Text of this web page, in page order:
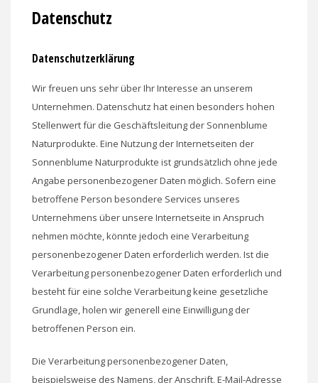
Datenschutz
Datenschutzerklärung
Wir freuen uns sehr über Ihr Interesse an unserem
Unternehmen. Datenschutz hat einen besonders hohen
Stellenwert für die Geschäftsleitung der Sonnenblume
Naturprodukte. Eine Nutzung der Internetseiten der
Sonnenblume Naturprodukte ist grundsätzlich ohne jede
Angabe personenbezogener Daten möglich. Sofern eine
betroffene Person besondere Services unseres
Unternehmens über unsere Internetseite in Anspruch
nehmen möchte, könnte jedoch eine Verarbeitung
personenbezogener Daten erforderlich werden. Ist die
Verarbeitung personenbezogener Daten erforderlich und
besteht für eine solche Verarbeitung keine gesetzliche
Grundlage, holen wir generell eine Einwilligung der
betroffenen Person ein.
Die Verarbeitung personenbezogener Daten,
beispielsweise des Namens, der Anschrift, E-Mail-Adresse